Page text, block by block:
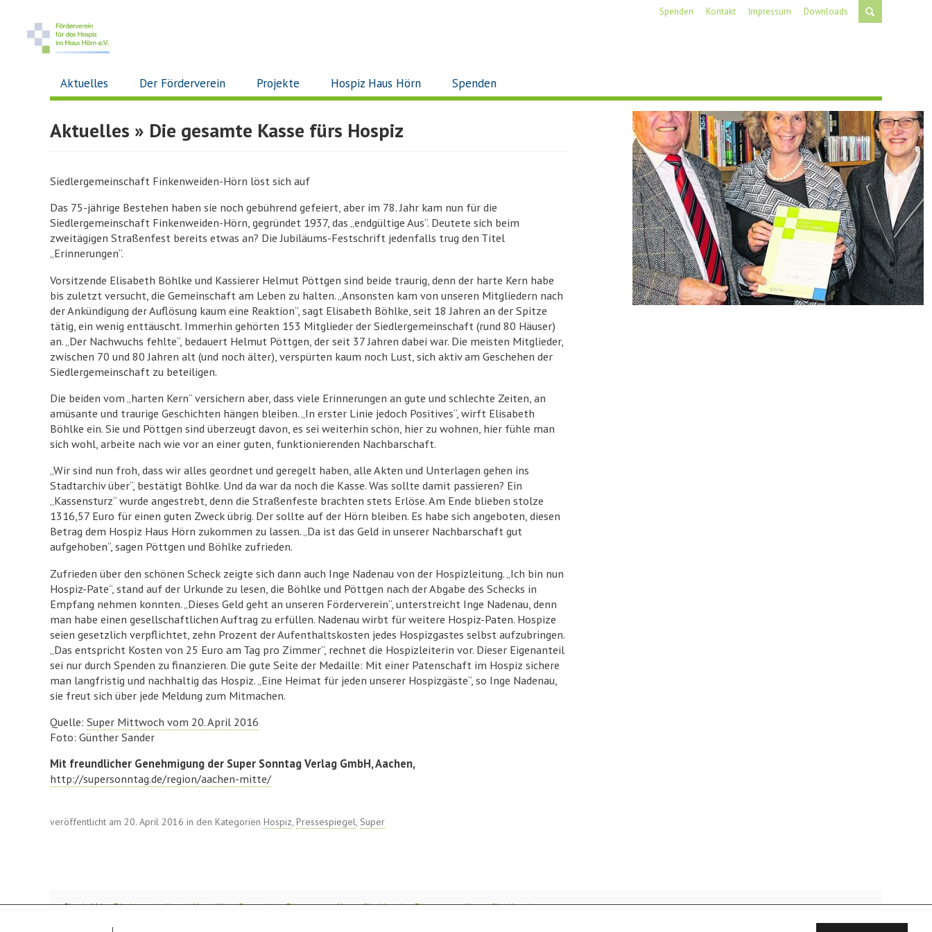
Aktuelles Der Förderverein Projekte Hospiz Haus Hörn Spenden
Spenden Kontakt Impressum Downloads
Aktuelles » Die gesamte Kasse fürs Hospiz
Siedlergemeinschaft Finkenweiden-Hörn löst sich auf
Das 75-jährige Bestehen haben sie noch gebührend gefeiert, aber im 78. Jahr kam nun für die
Siedlergemeinschaft Finkenweiden-Hörn, gegründet 1937, das „endgültige Aus“. Deutete sich beim
zweitägigen Straßenfest bereits etwas an? Die Jubiläums-Festschrift jedenfalls trug den Titel
„Erinnerungen“.
Vorsitzende Elisabeth Böhlke und Kassierer Helmut Pöttgen sind beide traurig, denn der harte Kern habe
bis zuletzt versucht, die Gemeinschaft am Leben zu halten. „Ansonsten kam von unseren Mitgliedern nach
der Ankündigung der Auflösung kaum eine Reaktion“, sagt Elisabeth Böhlke, seit 18 Jahren an der Spitze
tätig, ein wenig enttäuscht. Immerhin gehörten 153 Mitglieder der Siedlergemeinschaft (rund 80 Häuser)
an. „Der Nachwuchs fehlte“, bedauert Helmut Pöttgen, der seit 37 Jahren dabei war. Die meisten Mitglieder,
zwischen 70 und 80 Jahren alt (und noch älter), verspürten kaum noch Lust, sich aktiv am Geschehen der
Siedlergemeinschaft zu beteiligen.
Die beiden vom „harten Kern“ versichern aber, dass viele Erinnerungen an gute und schlechte Zeiten, an
amüsante und traurige Geschichten hängen bleiben. „In erster Linie jedoch Positives“, wirft Elisabeth
Böhlke ein. Sie und Pöttgen sind überzeugt davon, es sei weiterhin schön, hier zu wohnen, hier fühle man
sich wohl, arbeite nach wie vor an einer guten, funktionierenden Nachbarschaft.
„Wir sind nun froh, dass wir alles geordnet und geregelt haben, alle Akten und Unterlagen gehen ins
Stadtarchiv über“, bestätigt Böhlke. Und da war da noch die Kasse. Was sollte damit passieren? Ein
„Kassensturz“ wurde angestrebt, denn die Straßenfeste brachten stets Erlöse. Am Ende blieben stolze
1316,57 Euro für einen guten Zweck übrig. Der sollte auf der Hörn bleiben. Es habe sich angeboten, diesen
Betrag dem Hospiz Haus Hörn zukommen zu lassen. „Da ist das Geld in unserer Nachbarschaft gut
aufgehoben“, sagen Pöttgen und Böhlke zufrieden.
Zufrieden über den schönen Scheck zeigte sich dann auch Inge Nadenau von der Hospizleitung. „Ich bin nun
Hospiz-Pate“, stand auf der Urkunde zu lesen, die Böhlke und Pöttgen nach der Abgabe des Schecks in
Empfang nehmen konnten. „Dieses Geld geht an unseren Förderverein“, unterstreicht Inge Nadenau, denn
man habe einen gesellschaftlichen Auftrag zu erfüllen. Nadenau wirbt für weitere Hospiz-Paten. Hospize
seien gesetzlich verpflichtet, zehn Prozent der Aufenthaltskosten jedes Hospizgastes selbst aufzubringen.
„Das entspricht Kosten von 25 Euro am Tag pro Zimmer“, rechnet die Hospizleiterin vor. Dieser Eigenanteil
sei nur durch Spenden zu finanzieren. Die gute Seite der Medaille: Mit einer Patenschaft im Hospiz sichere
man langfristig und nachhaltig das Hospiz. „Eine Heimat für jeden unserer Hospizgäste“, so Inge Nadenau,
sie freut sich über jede Meldung zum Mitmachen.
Quelle: Super Mittwoch vom 20. April 2016
Foto: Günther Sander
Mit freundlicher Genehmigung der Super Sonntag Verlag GmbH, Aachen,
http://supersonntag.de/region/aachen-mitte/
veröffentlicht am 20. April 2016 in den Kategorien Hospiz, Pressespiegel, Super
Sie sind hier:Förderverein Hospiz Haus Hörn (Startseite)»Die gesamte Kasse fürs Hospiz» Die gesamte Kasse fürs Hospiz